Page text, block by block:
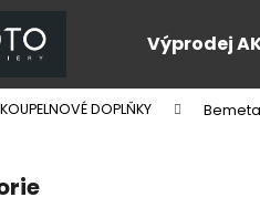
Výprodej
KOUPELNOVÉ DOPLŇKY